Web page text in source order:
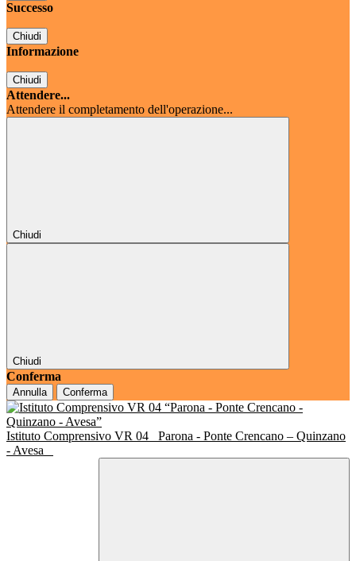
Successo
Chiudi
Informazione
Chiudi
Attendere...
Attendere il completamento dell'operazione...
Chiudi
Chiudi
Conferma
Annulla Conferma
Istituto Comprensivo VR 04
Parona - Ponte Crencano – Quinzano
- Avesa